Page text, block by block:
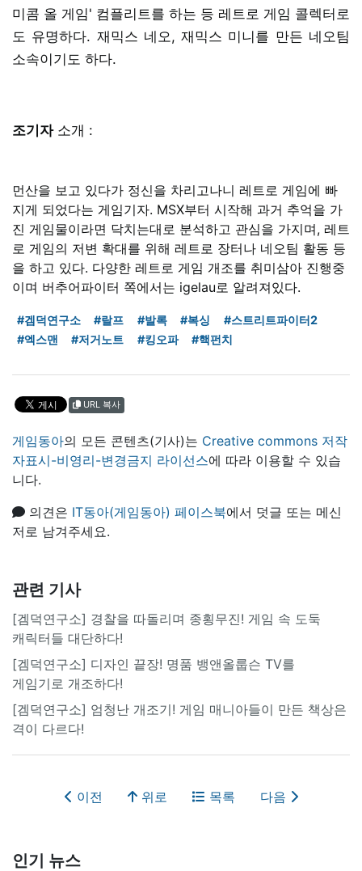
미콤 올 게임' 컴플리트를 하는 등 레트로 게임 콜렉터로
도 유명하다. 재믹스 네오, 재믹스 미니를 만든 네오팀
소속이기도 하다.
조기자소개 :
먼산을 보고 있다가 정신을 차리고나니 레트로 게임에 빠
지게 되었다는 게임기자. MSX부터 시작해 과거 추억을 가
진 게임물이라면 닥치는대로 분석하고 관심을 가지며, 레트
로 게임의 저변 확대를 위해 레트로 장터나 네오팀 활동 등
을 하고 있다. 다양한 레트로 게임 개조를 취미삼아 진행중
이며 버추어파이터 쪽에서는 igelau로 알려져있다.
#겜덕연구소 #랄프 #발록 #복싱
#스트리트파이터2
#엑스맨
#저거노트 #킹오파 #핵펀치
URL 복사
게임동아의 모든 콘텐츠(기사)는 Creative commons 저작
자표시-비영리-변경금지 라이선스에 따라 이용할 수 있습
니다.
의견은 IT동아(게임동아) 페이스북에서 덧글 또는 메신
저로 남겨주세요.
관련 기사
[겜덕연구소] 경찰을 따돌리며 종횡무진! 게임 속 도둑
캐릭터들 대단하다!
[겜덕연구소] 디자인 끝장! 명품 뱅앤올룹슨 TV를
게임기로 개조하다!
[겜덕연구소] 엄청난 개조기! 게임 매니아들이 만든 책상은
격이 다르다!
이전 위로 목록 다음
인기 뉴스